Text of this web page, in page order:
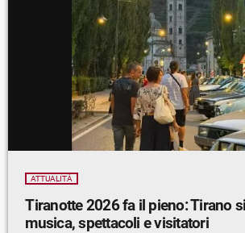
ATTUALITÀ
Tiranotte 2026 fa il pieno: Tirano
musica, spettacoli e visitatori